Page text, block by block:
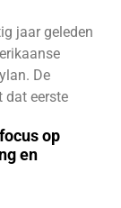
jaar geleden
De
dat eerste
op
en